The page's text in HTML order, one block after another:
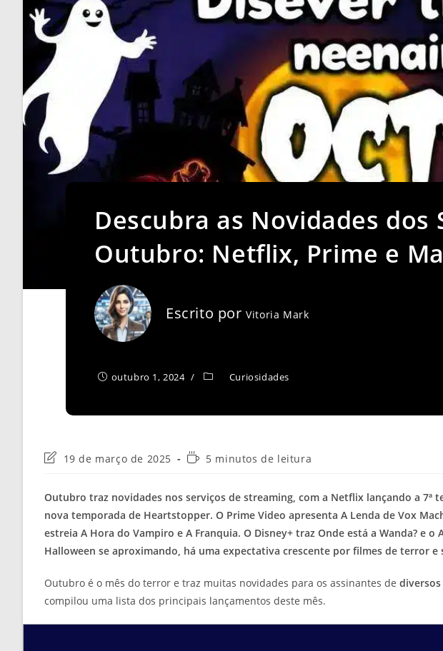
Descubra as Novidades dos
Outubro: Netflix, Prime e
Escrito porVitoria Mark
outubro 1, 2024 Curiosidades
Última
post:
19 de março de 2025
Tempo5 minutos de leitura
Outubro traz novidades nos serviços de streaming, com a Netflix lançando a 7ª
nova temporada de Heartstopper. O Prime Video apresenta A Lenda de Vox
estreia A Hora do Vampiro e A Franquia. O Disney+ traz Onde está a Wanda? e o
Halloween se aproximando, há uma expectativa crescente por filmes de terror e
Outubro é o mês do terror e traz muitas novidades para os assinantes de
compilou uma lista dos principais lançamentos deste mês.